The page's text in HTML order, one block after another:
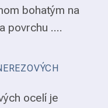
bohatým na
povrchu ....
ocelí je